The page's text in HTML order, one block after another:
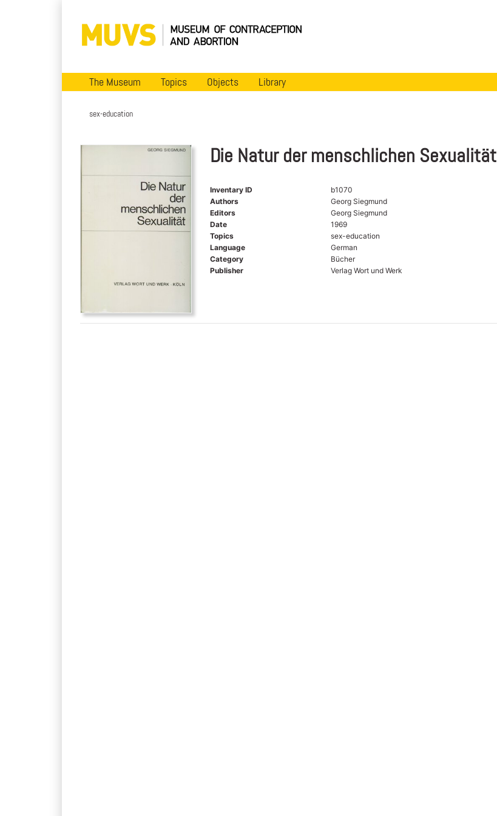
The Museum Topics Objects Library
sex-education
Die Natur der menschlichen Sexualität
Inventary ID
b1070
Authors
Georg Siegmund
Editors
Georg Siegmund
Date
1969
Topics
sex-education
Language
German
Category
Bücher
Publisher
Verlag Wort und Werk